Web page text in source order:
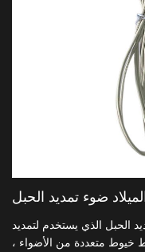
ضوء تمديد الحبل
الحبل الذي يستخدم لتمديد
متعددة من الأضواء ،